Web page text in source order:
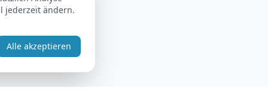
jederzeit ändern.
Alle akzeptieren